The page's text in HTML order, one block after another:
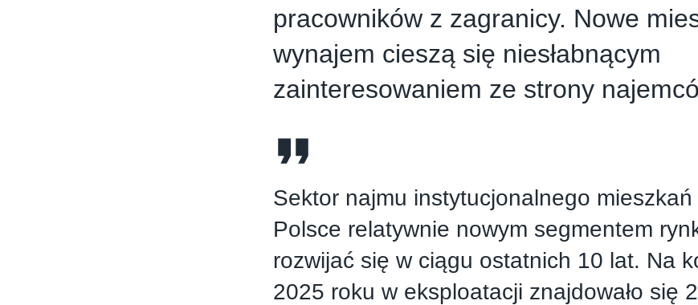
pracowników z zagranicy. Nowe
wynajem cieszą się niesłabnącym
zainteresowaniem ze strony
Sektor najmu instytucjonalnego
Polsce relatywnie nowym segmentem
rozwijać się w ciągu ostatnich 10 lat. Na
2025 roku w eksploatacji znajdowało się